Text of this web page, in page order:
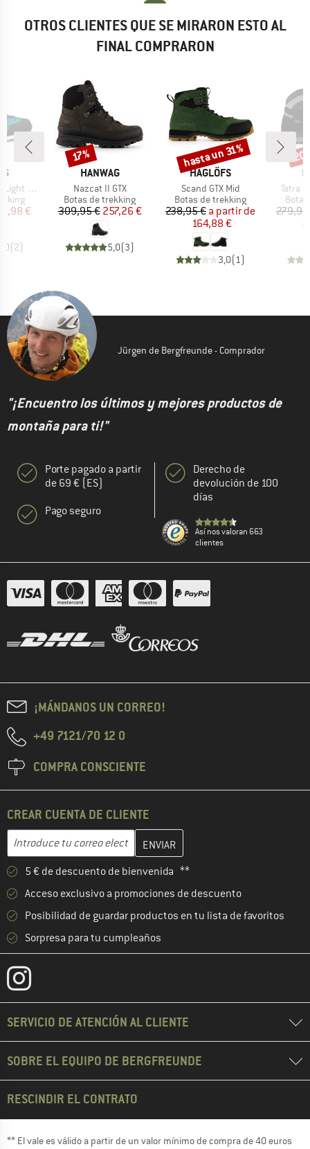
OTROS CLIENTES QUE SE MIRARON ESTO AL
FINAL COMPRARON
GTX
reducido
€
(2)
MARCA
HANWAG
Artículo
Nazcat II GTX
Product group
Botas de trekking
Precio
309,95 €Precio reducido
257,26 €
5,0(3)
Descuento
17%
MARCA
HAGLÖFS
Artículo
Scand GTX Mid
Product group
Botas de trekking
Precio
238,95 € Precio reducido
a partir de
164,88 €
3,0(1)
Descuento
hasta un 31%
Tatra
Jürgen de Bergfreunde - Comprador
"¡Encuentro los últimos y mejores productos de
montaña para ti!"
Porte pagado a partir
de 69 € (ES)
Pago seguro
Derecho de
devolución de 100
días
Así nos valoran 663
clientes
¡MÁNDANOS UN CORREO!
+49 7121/70 12 0
COMPRA CONSCIENTE
CREAR CUENTA DE CLIENTE
Dirección de correo electrónico
Introduce aquí tu dirección de correo electrónico y crea tu
5 € de descuento de bienvenida **
Acceso exclusivo a promociones de descuento
Posibilidad de guardar productos en tu lista de favoritos
Sorpresa para tu cumpleaños
SERVICIO DE ATENCIÓN AL CLIENTE
SOBRE EL EQUIPO DE BERGFREUNDE
RESCINDIR EL CONTRATO
** El vale es válido a partir de un valor mínimo de compra de 40 euros